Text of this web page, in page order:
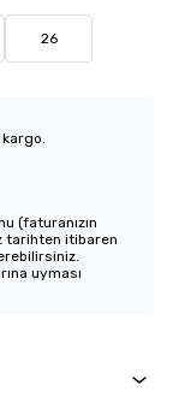
26
(faturanızın
tarihten itibaren
uyması